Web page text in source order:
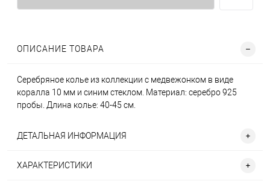
ОПИСАНИЕ ТОВАРА
Серебряное колье из коллекции с медвежонком в виде
коралла 10 мм и синим стеклом. Материал: серебро 925
пробы. Длина колье: 40-45 см.
ДЕТАЛЬНАЯ ИНФОРМАЦИЯ
ХАРАКТЕРИСТИКИ